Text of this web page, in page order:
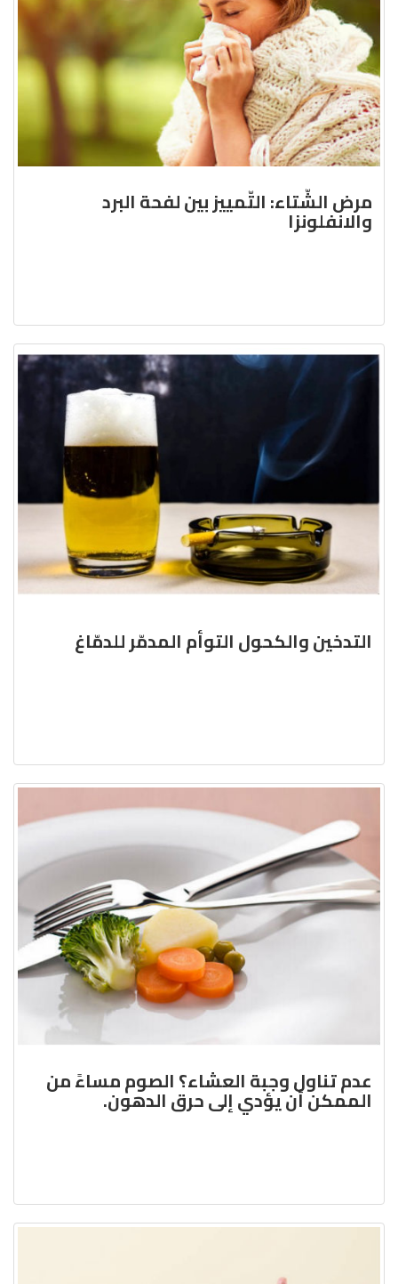
مرض الشّتاء: التّمييز بين لفحة البرد
والانفلونزا
التدخين والكحول التوأم المدمّر للدمّاغ
عدم تناول وجبة العشاء؟ الصوم مساءً من
الممكن أن يؤدي إلى حرق الدهون.